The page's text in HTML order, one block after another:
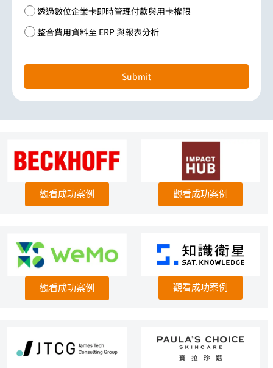
透過數位企業卡即時管理付款與用卡權限
整合費用資料至 ERP 與報表分析
Submit
觀看成功案例 觀看成功案例
觀看成功案例 觀看成功案例